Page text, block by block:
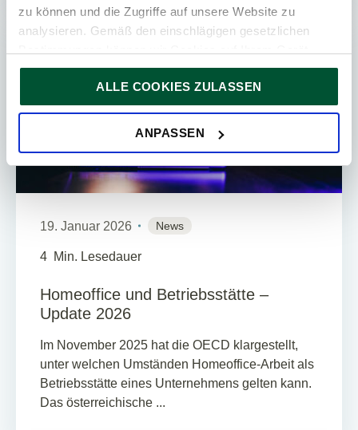
zu können und die Zugriffe auf unsere Website zu
analysieren. Gemäß den einschlägigen gesetzlichen
speichern, wenn diese für den Betrieb unserer Website
unbedingt notwendig sind. Für alle anderen Cookie-Typen
ersuchen wir um Ihre Einwilligung.
Sie können Ihre Einwilligung jederzeit in der
ALLE COOKIES ZULASSEN
ANPASSEN
STEUERBERATUNG
19. Januar 2026 News
4 Min. Lesedauer
Homeoffice und Betriebsstätte –
Update 2026
Im November 2025 hat die OECD klargestellt,
unter welchen Umständen Homeoffice-Arbeit als
Betriebsstätte eines Unternehmens gelten kann.
Das österreichische ...